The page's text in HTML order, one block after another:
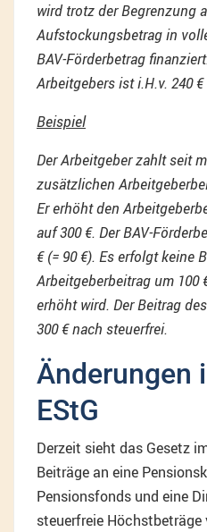
wird trotz der Begrenzung
Aufstockungsbetrag in
BAV-Förderbetrag
Arbeitgebers ist i.H.v. 240
Beispiel
Der Arbeitgeber zahlt seit
zusätzlichen
Er erhöht den
auf 300 €. Der BAV-
€ (= 90 €). Es erfolgt keine
Arbeitgeberbeitrag um 100
erhöht wird. Der Beitrag
300 € nach steuerfrei.
Änderungen
EStG
Derzeit sieht das Gesetz
Beiträge an eine
Pensionsfonds und eine
steuerfreie Höchstbeträge